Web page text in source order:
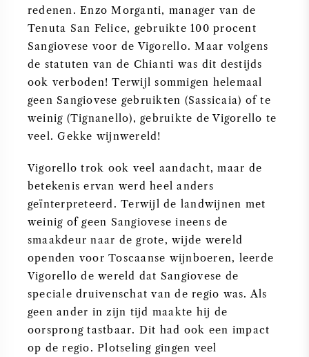
redenen. Enzo Morganti, manager van de
Tenuta San Felice, gebruikte 100 procent
Sangiovese voor de Vigorello. Maar volgens
de statuten van de Chianti was dit destijds
ook verboden! Terwijl sommigen helemaal
geen Sangiovese gebruikten (Sassicaia) of te
weinig (Tignanello), gebruikte de Vigorello te
veel. Gekke wijnwereld!
Vigorello trok ook veel aandacht, maar de
betekenis ervan werd heel anders
geïnterpreteerd. Terwijl de landwijnen met
weinig of geen Sangiovese ineens de
smaakdeur naar de grote, wijde wereld
openden voor Toscaanse wijnboeren, leerde
Vigorello de wereld dat Sangiovese de
speciale druivenschat van de regio was. Als
geen ander in zijn tijd maakte hij de
oorsprong tastbaar. Dit had ook een impact
op de regio. Plotseling gingen veel